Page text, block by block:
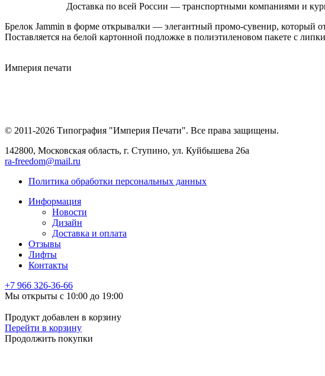
Доставка по всей России — транспортными компаниями и
Брелок Jammin в форме открывалки — элегантный промо-сувенир, который
Поставляется на белой картонной подложке в полиэтиленовом пакете с
Империя печати
© 2011-2026 Типография "Империя Печати". Все права защищены.
142800, Московская область, г. Ступино, ул. Куйбышева 26а
ra-freedom@mail.ru
Политика обработки персональных данных
Информация
Новости
Дизайн
Доставка и оплата
Отзывы
Лифты
Контакты
+7 966 326-36-66
Мы открыты с 10:00 до 19:00
Продукт добавлен в корзину
Перейти в корзину
Продолжить покупки